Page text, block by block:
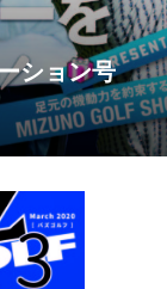
ション号